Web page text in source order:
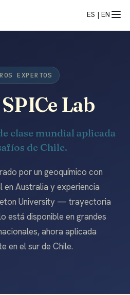
ES | EN
EXPERTOS
Lab
clase mundial aplicada
de Chile.
por un geoquímico con
Australia y experiencia
University — trayectoria
está disponible en grandes
ahora aplicada
en el sur de Chile.